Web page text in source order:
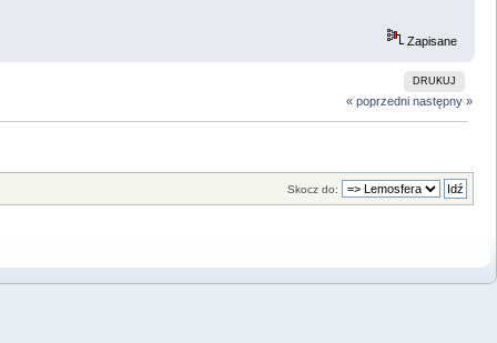
Zapisane
DRUKUJ
« poprzedni następny »
Skocz do: